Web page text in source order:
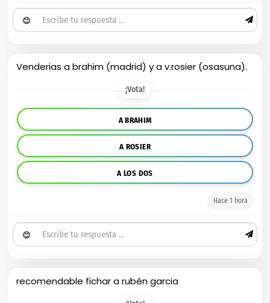
😊
Venderias a brahim (madrid) y a v.rosier (osasuna).
¡Vota!
A BRAHIM
A ROSIER
A LOS DOS
Hace 1 hora
😊
recomendable fichar a rubén garcia